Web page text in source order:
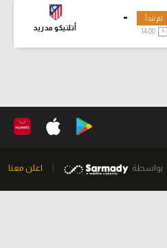
-
أتلتيكو مدريد
لم تبدأ
14:00
بواسطة اعلن معنا